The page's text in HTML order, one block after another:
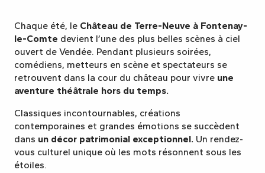
Chaque été, le Château de Terre-Neuve à Fontenay-
le-Comte devient l’une des plus belles scènes à ciel
ouvert de Vendée. Pendant plusieurs soirées,
comédiens, metteurs en scène et spectateurs se
retrouvent dans la cour du château pour vivre une
aventure théâtrale hors du temps.
Classiques incontournables, créations
contemporaines et grandes émotions se succèdent
dans un décor patrimonial exceptionnel. Un rendez-
vous culturel unique où les mots résonnent sous les
étoiles.